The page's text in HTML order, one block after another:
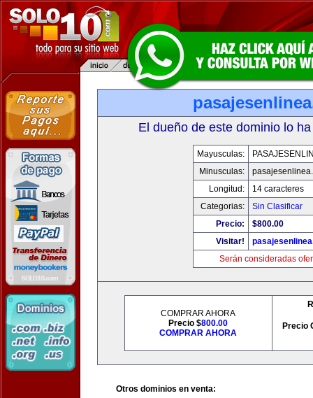
El dueño de este dominio lo
Mayusculas:
Minusculas:
Longitud:
14 caracteres
Categorias:
Sin Clasificar
Precio:
$800.00
Visitar!
Serán consideradas
COMPRAR AHORA
Precio $800.00
COMPRAR AHORA
Precio
Otros dominios en venta: